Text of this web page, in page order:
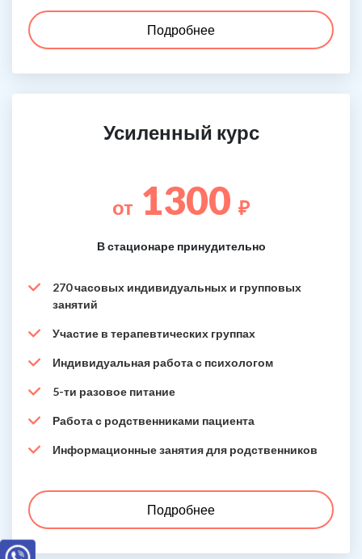
Подробнее
Усиленный курс
от 1300 ₽
В стационаре принудительно
270 часовых индивидуальных и групповых
занятий
Участие в терапевтических группах
Индивидуальная работа с психологом
5-ти разовое питание
Работа с родственниками пациента
Информационные занятия для родственников
Подробнее